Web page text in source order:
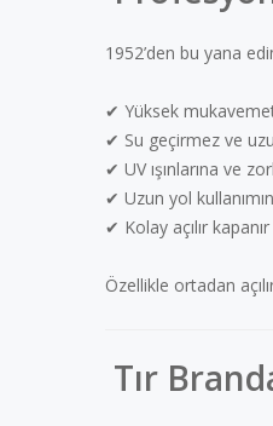
1952’den bu yana
✔ Yüksek
✔ Su geçirmez ve
✔ UV ışınlarına ve
✔ Uzun yol
✔ Kolay açılır
Özellikle ortadan
Tır